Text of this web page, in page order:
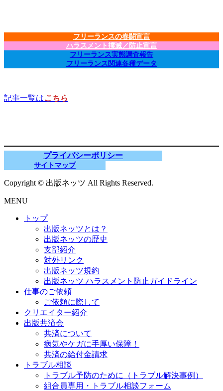
フリーランスの春闘宣言
ハラスメント撲滅／防止宣言
フリーランス実態調査報告
フリーランス関連各種データ
記事一覧はこちら
プライバシーポリシー
サイトマップ
Copyright © 出版ネッツ All Rights Reserved.
MENU
トップ
出版ネッツとは？
出版ネッツの歴史
支部紹介
対外リンク
出版ネッツ規約
出版ネッツ ハラスメント防止ガイドライン
仕事のご依頼
ご依頼に際して
クリエイター紹介
出版共済会
共済について
病気やケガに手厚い保障！
共済の給付金請求
トラブル相談
トラブル予防のために（トラブル解決事例）
組合員専用・トラブル相談フォーム